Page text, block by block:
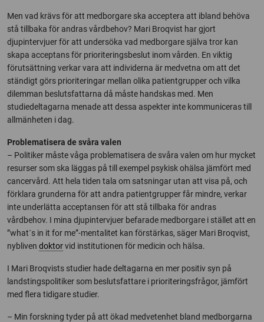
Men vad krävs för att medborgare ska acceptera att ibland behöva
stå tillbaka för andras vårdbehov? Mari Broqvist har gjort
djupintervjuer för att undersöka vad medborgare själva tror kan
skapa acceptans för prioriteringsbeslut inom vården. En viktig
förutsättning verkar vara att individerna är medvetna om att det
ständigt görs prioriteringar mellan olika patientgrupper och vilka
dilemman beslutsfattarna då måste handskas med. Men
studiedeltagarna menade att dessa aspekter inte kommuniceras till
allmänheten i dag.
Problematisera de svåra valen
– Politiker måste våga problematisera de svåra valen om hur mycket
resurser som ska läggas på till exempel psykisk ohälsa jämfört med
cancervård. Att hela tiden tala om satsningar utan att visa på, och
förklara grunderna för att andra patientgrupper får mindre, verkar
inte underlätta acceptansen för att stå tillbaka för andras
vårdbehov. I mina djupintervjuer befarade medborgare i stället att en
”what´s in it for me”-mentalitet kan förstärkas, säger Mari Broqvist,
nybliven doktorvid institutionen för medicin och hälsa.
I Mari Broqvists studier hade deltagarna en mer positiv syn på
landstingspolitiker som beslutsfattare i prioriteringsfrågor, jämfört
med flera tidigare studier.
– Min forskning tyder på att ökad medvetenhet bland medborgarna